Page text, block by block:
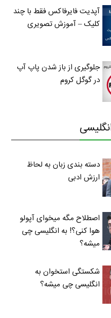
آپدیت فایرفاکس فقط با چند
کلیک – آموزش تصویری
جلوگیری از باز شدن پاپ آپ
در گوگل کروم
دسته بندی زبان به لحاظ
ارزش ادبی
اصطلاح مگه میخوای آپولو
هوا کنی؟! به انگلیسی چی
میشه؟
شکستگی استخوان به
انگلیسی چی میشه؟